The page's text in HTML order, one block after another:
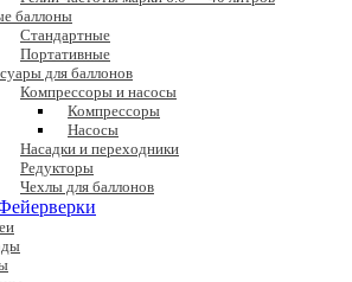
баллоны
Стандартные
Портативные
для баллонов
Компрессоры и насосы
Компрессоры
Насосы
Насадки и переходники
Редукторы
Чехлы для баллонов